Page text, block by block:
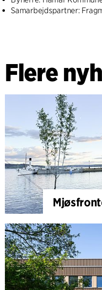
Samarbejdspartner:
Flere